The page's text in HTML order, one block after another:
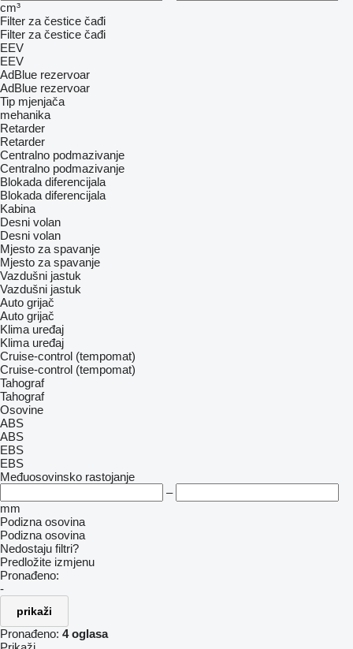
cm³
Filter za čestice čađi
Filter za čestice čađi
EEV
EEV
AdBlue rezervoar
AdBlue rezervoar
Tip mјenjača
mehanika
Retarder
Retarder
Centralno podmazivanje
Centralno podmazivanje
Blokada diferencijala
Blokada diferencijala
Kabina
Desni volan
Desni volan
Mjesto za spavanje
Mjesto za spavanje
Vazdušni jastuk
Vazdušni jastuk
Auto grijač
Auto grijač
Klima uređaj
Klima uređaj
Cruise-control (tempomat)
Cruise-control (tempomat)
Tahograf
Tahograf
Osovine
ABS
ABS
EBS
EBS
Međuosovinsko rastojanje
–
mm
Podizna osovina
Podizna osovina
Nedostaju filtri?
Predložite izmjenu
Pronađeno:
-
prikaži
Pronađeno: 4 oglasa